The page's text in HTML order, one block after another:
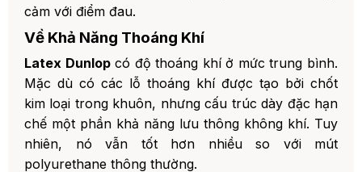
cảm với điểm đau.
Về Khả Năng Thoáng Khí
Latex Dunlopcó độ thoáng khí ở mức trung bình.
Mặc dù có các lỗ thoáng khí được tạo bởi chốt
kim loại trong khuôn, nhưng cấu trúc dày đặc hạn
chế một phần khả năng lưu thông không khí. Tuy
nhiên, nó vẫn tốt hơn nhiều so với mút
polyurethane thông thường.